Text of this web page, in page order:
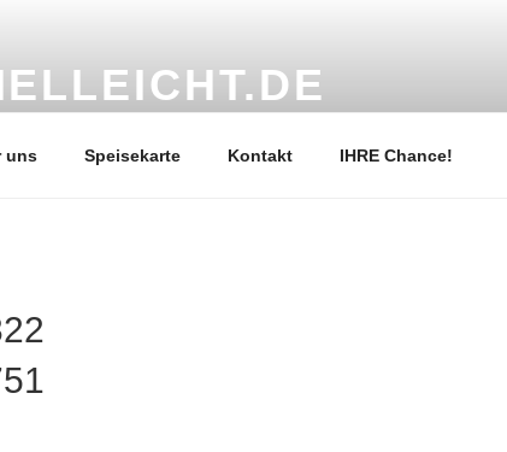
uns Speisekarte Kontakt IHRE Chance!